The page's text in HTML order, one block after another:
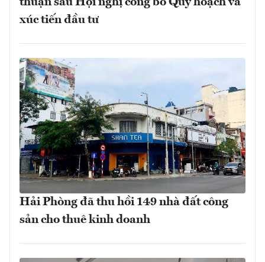
thuận sau Hội nghị công bố Quy hoạch và
xúc tiến đầu tư
Hải Phòng đã thu hồi 149 nhà đất công
sản cho thuê kinh doanh